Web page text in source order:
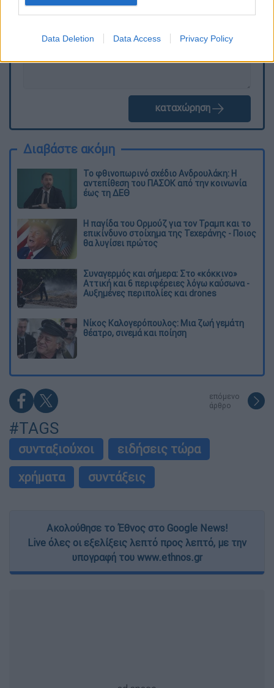
Data Deletion Data Access Privacy Policy
καταχώρηση
Διαβάστε ακόμη
Το φθινοπωρινό σχέδιο Ανδρουλάκη: Η
αντεπίθεση του ΠΑΣΟΚ από την κοινωνία
έως τη ΔΕΘ
Η παγίδα του Ορμούζ για τον Τραμπ και το
επικίνδυνο στοίχημα της Τεχεράνης - Ποιος
θα λυγίσει πρώτος
Συναγερμός και σήμερα: Στο «κόκκινο»
Αττική και 6 περιφέρειες λόγω καύσωνα -
Αυξημένες περιπολίες και drones
Νίκος Καλογερόπουλος: Μια ζωή γεμάτη
θέατρο, σινεμά και ποίηση
επόμενο
άρθρο
#TAGS
συνταξιούχοι
ειδήσεις τώρα
χρήματα
συντάξεις
Ακολούθησε το Έθνος στο Google News!
Live όλες οι εξελίξεις λεπτό προς λεπτό, με την
υπογραφή του www.ethnos.gr